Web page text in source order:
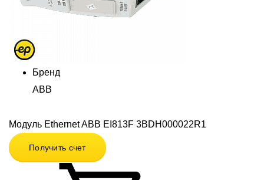
Бренд
ABB
Модуль Ethernet ABB EI813F 3BDH000022R1
Получить счет